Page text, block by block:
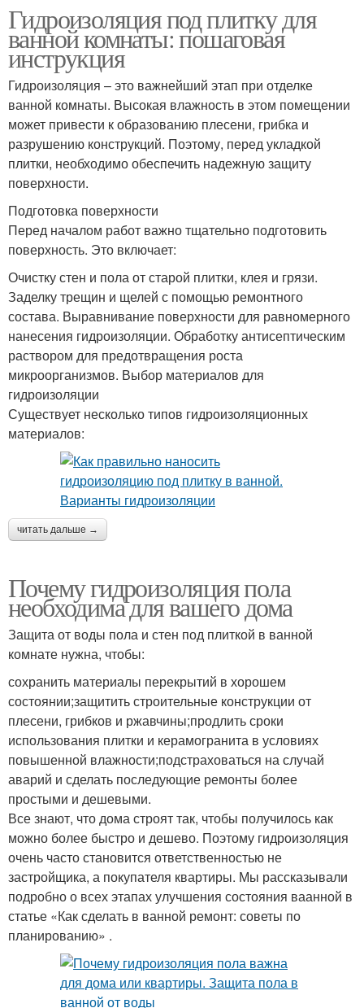
Гидроизоляция под плитку для
ванной комнаты: пошаговая
инструкция
Гидроизоляция – это важнейший этап при отделке
ванной комнаты. Высокая влажность в этом помещении
может привести к образованию плесени, грибка и
разрушению конструкций. Поэтому, перед укладкой
плитки, необходимо обеспечить надежную защиту
поверхности.
Подготовка поверхности
Перед началом работ важно тщательно подготовить
поверхность. Это включает:
Очистку стен и пола от старой плитки, клея и грязи.
Заделку трещин и щелей с помощью ремонтного
состава. Выравнивание поверхности для равномерного
нанесения гидроизоляции. Обработку антисептическим
раствором для предотвращения роста
микроорганизмов. Выбор материалов для
гидроизоляции
Существует несколько типов гидроизоляционных
материалов:
читать дальше →
Почему гидроизоляция пола
необходима для вашего дома
Защита от воды пола и стен под плиткой в ванной
комнате нужна, чтобы:
сохранить материалы перекрытий в хорошем
состоянии;защитить строительные конструкции от
плесени, грибков и ржавчины;продлить сроки
использования плитки и керамогранита в условиях
повышенной влажности;подстраховаться на случай
аварий и сделать последующие ремонты более
простыми и дешевыми.
Все знают, что дома строят так, чтобы получилось как
можно более быстро и дешево. Поэтому гидроизоляция
очень часто становится ответственностью не
застройщика, а покупателя квартиры. Мы рассказывали
подробно о всех этапах улучшения состояния ваанной в
статье «Как сделать в ванной ремонт: советы по
планированию» .